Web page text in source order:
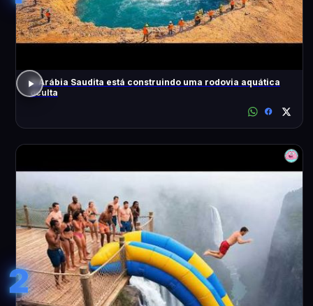
A Arábia Saudita está construindo uma rodovia aquática
oculta
2